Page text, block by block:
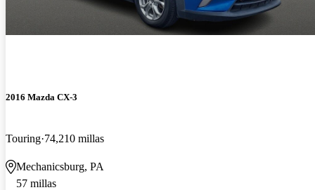
2016 Mazda CX-3
Touring 74,210 millas
Mechanicsburg, PA
57 millas